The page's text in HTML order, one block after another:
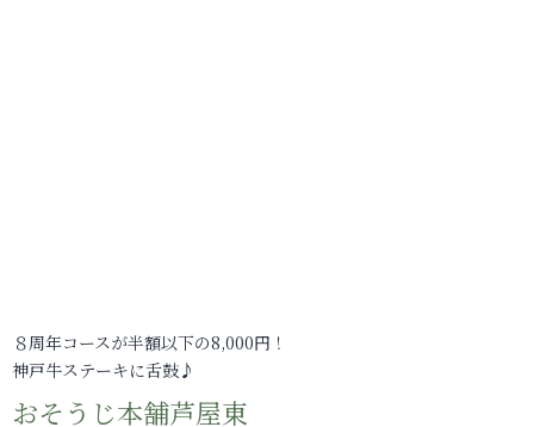
８周年コースが半額以下の8,000円！
神戸牛ステーキに舌鼓♪
おそうじ本舗芦屋東